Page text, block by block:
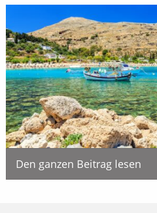
Den ganzen Beitrag lesen